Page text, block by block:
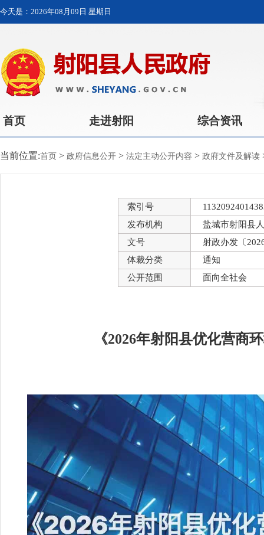
今天是： 2026年08月09日 星期日
首页 走进射阳 综合资讯
当前位置:首页 > 政府信息公开 > 法定主动公开内容 > 政府文件及解读
索引号
发布机构
盐城市射阳县
文号
射政办发〔
体裁分类
通知
公开范围
面向全社会
《2026年射阳县优化营商